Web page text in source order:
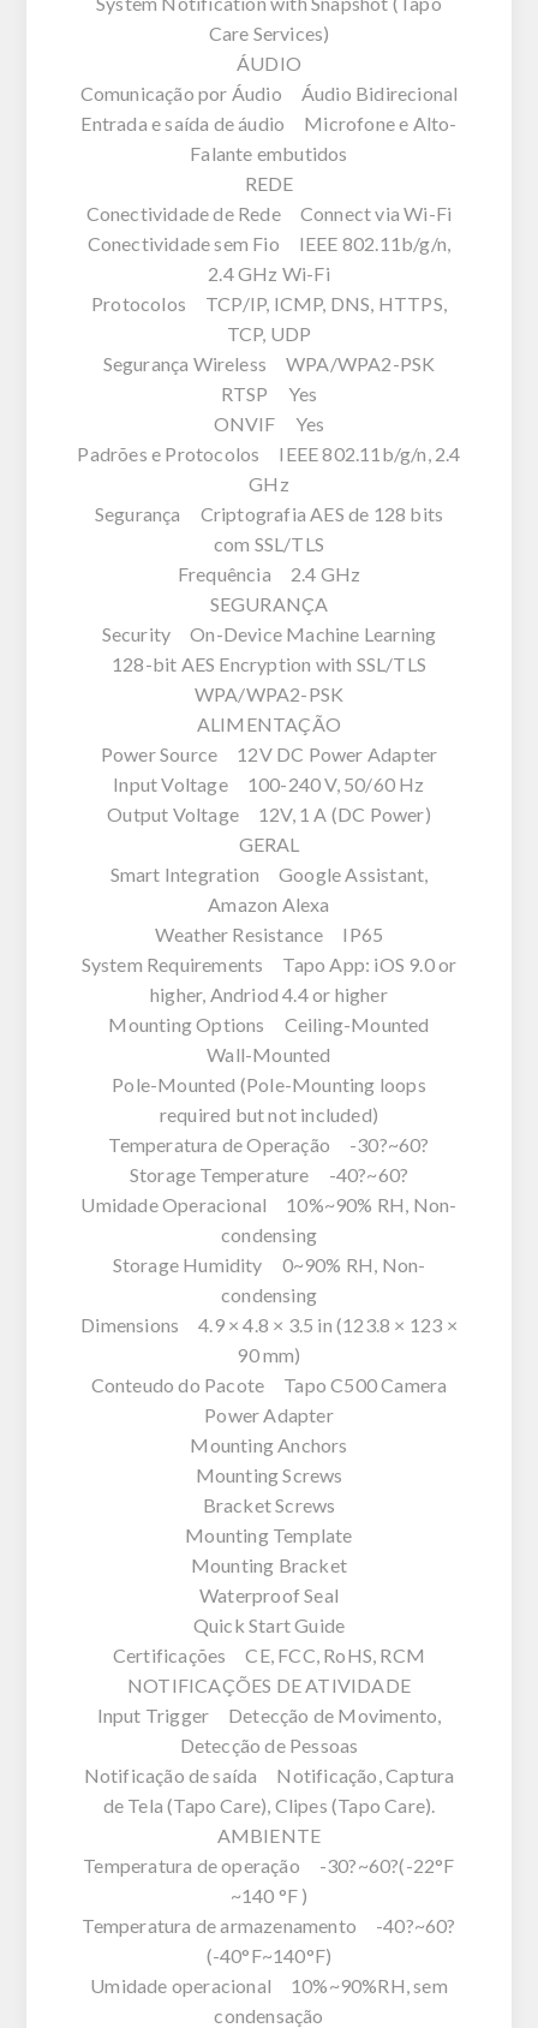
Care Services)
ÁUDIO
Comunicação por Áudio Áudio Bidirecional
Entrada e saída de áudio Microfone e Alto-
Falante embutidos
REDE
Conectividade de Rede Connect via Wi-Fi
Conectividade sem Fio IEEE 802.11b/g/n,
2.4 GHz Wi-Fi
Protocolos TCP/IP, ICMP, DNS, HTTPS,
TCP, UDP
Segurança Wireless WPA/WPA2-PSK
RTSP Yes
ONVIF Yes
Padrões e Protocolos IEEE 802.11b/g/n, 2.4
GHz
Segurança Criptografia AES de 128 bits
com SSL/TLS
Frequência 2.4 GHz
SEGURANÇA
Security On-Device Machine Learning
128-bit AES Encryption with SSL/TLS
WPA/WPA2-PSK
ALIMENTAÇÃO
Power Source 12V DC Power Adapter
Input Voltage 100-240 V, 50/60 Hz
Output Voltage 12V, 1 A (DC Power)
GERAL
Smart Integration Google Assistant,
Amazon Alexa
Weather Resistance IP65
System Requirements Tapo App: iOS 9.0 or
higher, Andriod 4.4 or higher
Mounting Options Ceiling-Mounted
Wall-Mounted
Pole-Mounted (Pole-Mounting loops
required but not included)
Temperatura de Operação -30?~60?
Storage Temperature -40?~60?
Umidade Operacional 10%~90% RH, Non-
condensing
Storage Humidity 0~90% RH, Non-
condensing
Dimensions 4.9 × 4.8 × 3.5 in (123.8 × 123 ×
90 mm)
Conteudo do Pacote Tapo C500 Camera
Power Adapter
Mounting Anchors
Mounting Screws
Bracket Screws
Mounting Template
Mounting Bracket
Waterproof Seal
Quick Start Guide
Certificações CE, FCC, RoHS, RCM
NOTIFICAÇÕES DE ATIVIDADE
Input Trigger Detecção de Movimento,
Detecção de Pessoas
Notificação de saída Notificação, Captura
de Tela (Tapo Care), Clipes (Tapo Care).
AMBIENTE
Temperatura de operação -30?~60?(-22°F
~140 °F )
Temperatura de armazenamento -40?~60?
(-40°F~140°F)
Umidade operacional 10%~90%RH, sem
condensação